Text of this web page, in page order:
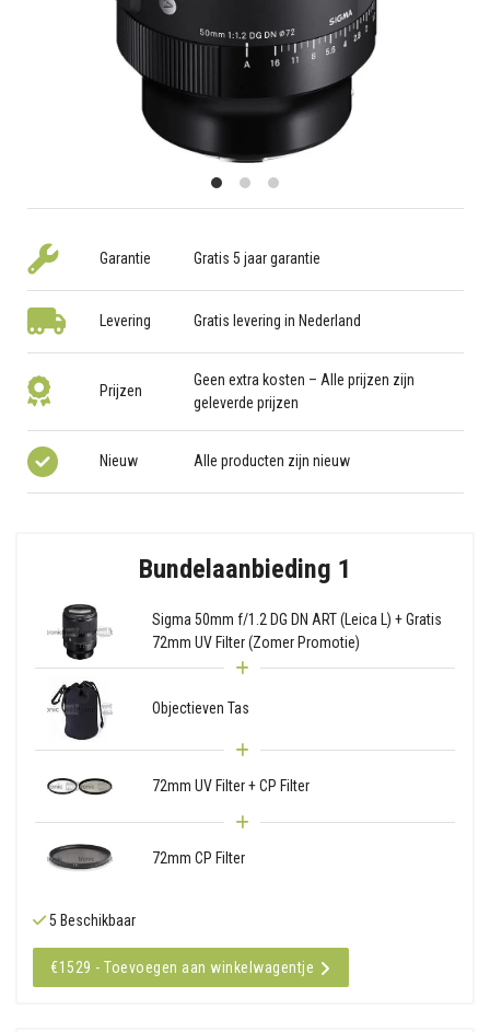
Garantie Gratis 5 jaar garantie
Levering Gratis levering in Nederland
Prijzen
Geen extra kosten – Alle prijzen zijn
geleverde prijzen
Nieuw Alle producten zijn nieuw
Bundelaanbieding 1
Sigma 50mm f/1.2 DG DN ART (Leica L) + Gratis
72mm UV Filter (Zomer Promotie)
Objectieven Tas
72mm UV Filter + CP Filter
72mm CP Filter
5 Beschikbaar
€1529 - Toevoegen aan winkelwagentje